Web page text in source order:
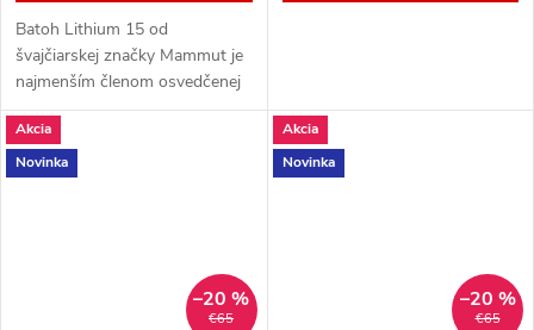
Batoh Lithium 15 od
švajčiarskej značky Mammut je
najmenším členom osvedčenej
rodiny batohov s vysokou
funkčnosťou.
Akcia
Novinka
€65
–20 %
Akcia
Novinka
€65
–20 %